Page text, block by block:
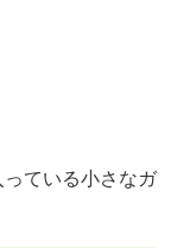
ている小さなガ